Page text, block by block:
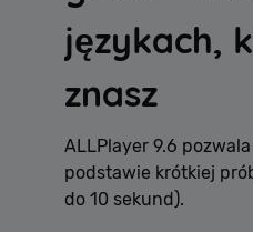
językach,
znasz
ALLPlayer 9.6
podstawie krótkiej
do 10 sekund).